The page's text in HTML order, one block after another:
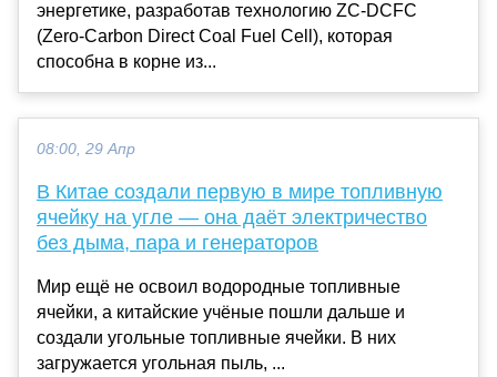
энергетике, разработав технологию ZC-DCFC
(Zero-Carbon Direct Coal Fuel Cell), которая
способна в корне из...
08:00, 29 Апр
В Китае создали первую в мире топливную
ячейку на угле — она даёт электричество
без дыма, пара и генераторов
Мир ещё не освоил водородные топливные
ячейки, а китайские учёные пошли дальше и
создали угольные топливные ячейки. В них
загружается угольная пыль, ...